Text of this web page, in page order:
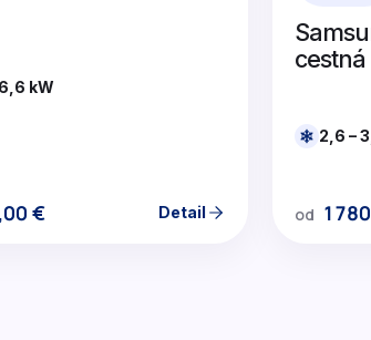
kW
€ Detail
2,6 –
od